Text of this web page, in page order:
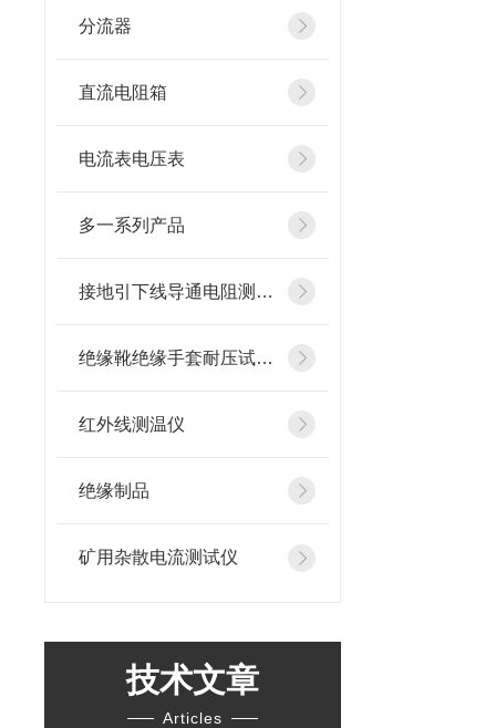
分流器
直流电阻箱
电流表电压表
多一系列产品
接地引下线导通电阻测试仪
绝缘靴绝缘手套耐压试验装置
红外线测温仪
绝缘制品
矿用杂散电流测试仪
技术文章
Articles